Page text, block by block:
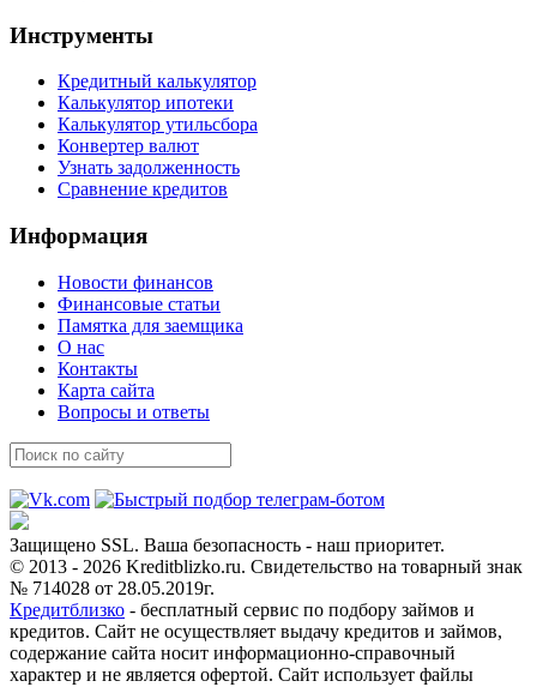
Инструменты
Кредитный калькулятор
Калькулятор ипотеки
Калькулятор утильсбора
Конвертер валют
Узнать задолженность
Сравнение кредитов
Информация
Новости финансов
Финансовые статьи
Памятка для заемщика
О нас
Контакты
Карта сайта
Вопросы и ответы
Защищено SSL. Ваша безопасность - наш приоритет.
© 2013 - 2026 Kreditblizko.ru. Свидетельство на товарный знак
№ 714028 от 28.05.2019г.
Кредитблизко - бесплатный сервис по подбору займов и
кредитов. Сайт не осуществляет выдачу кредитов и займов,
содержание сайта носит информационно-справочный
характер и не является офертой. Сайт использует файлы